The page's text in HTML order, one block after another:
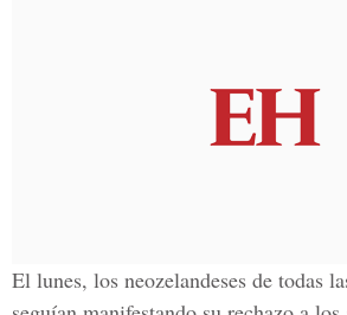
El lunes, los neozelandeses de todas